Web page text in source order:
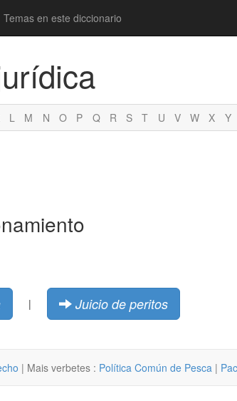
Temas en este diccionario
L M N O P Q R S T U V W X Y
| Juicio de peritos
| Mais verbetes : Política Común de Pesca |